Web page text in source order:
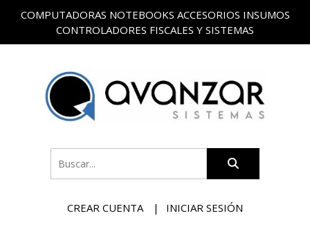
COMPUTADORAS NOTEBOOKS ACCESORIOS INSUMOS
CONTROLADORES FISCALES Y SISTEMAS
CREAR CUENTA INICIAR SESIÓN